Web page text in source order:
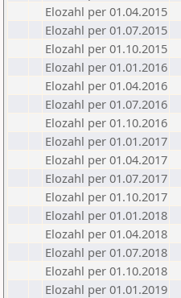
Elozahl per 01.04.2015
Elozahl per 01.07.2015
Elozahl per 01.10.2015
Elozahl per 01.01.2016
Elozahl per 01.04.2016
Elozahl per 01.07.2016
Elozahl per 01.10.2016
Elozahl per 01.01.2017
Elozahl per 01.04.2017
Elozahl per 01.07.2017
Elozahl per 01.10.2017
Elozahl per 01.01.2018
Elozahl per 01.04.2018
Elozahl per 01.07.2018
Elozahl per 01.10.2018
Elozahl per 01.01.2019